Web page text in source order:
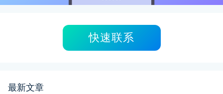
快速联系
最新文章